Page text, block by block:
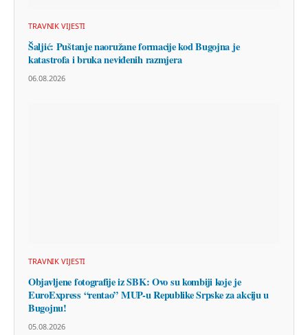
TRAVNIK VIJESTI
Šaljić: Puštanje naoružane formacije kod Bugojna je
katastrofa i bruka neviđenih razmjera
06.08.2026
TRAVNIK VIJESTI
Objavljene fotografije iz SBK: Ovo su kombiji koje je
EuroExpress “rentao” MUP-u Republike Srpske za akciju u
Bugojnu!
05.08.2026